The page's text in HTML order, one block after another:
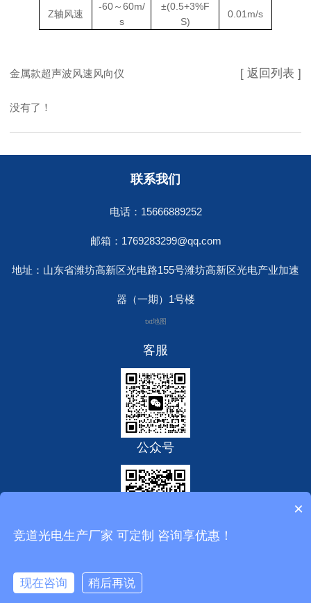
Z轴风速
-60～60m/
s
±(0.5+3%F
S)
0.01m/s
金属款超声波风速风向仪
没有了！
[ 返回列表 ]
联系我们
电话：15666889252
邮箱：1769283299@qq.com
地址：山东省潍坊高新区光电路155号潍坊高新区光电产业加速
器（一期）1号楼
txt地图
客服
公众号
20021226号-6
×
竞道光电生产厂家 可定制 咨询享优惠！
现在咨询
稍后再说
拨打电话